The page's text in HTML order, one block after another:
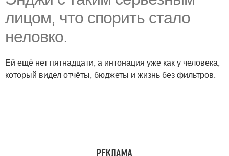
лицом, что спорить стало
неловко.
Ей ещё нет пятнадцати, а интонация уже как у человека,
который видел отчёты, бюджеты и жизнь без фильтров.